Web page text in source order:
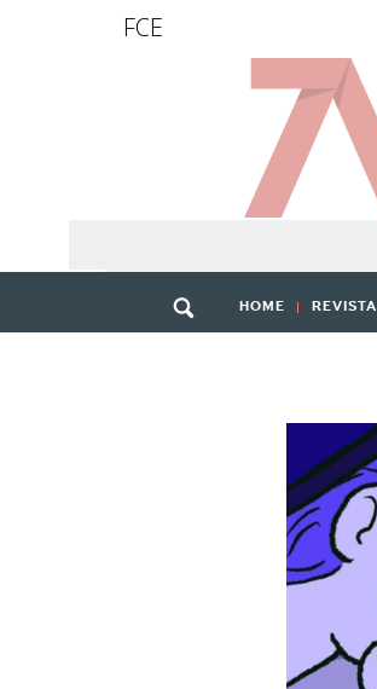
FCE
HOME REVISTA